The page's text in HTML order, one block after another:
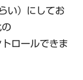
い）にしてお
ロールできま